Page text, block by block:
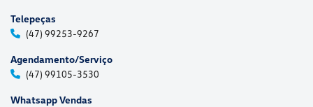
Telepeças
(47) 99253-9267
Agendamento/Serviço
(47) 99105-3530
Whatsapp Vendas